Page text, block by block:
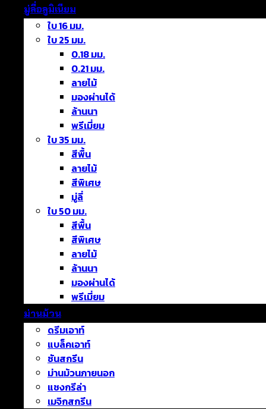
มู่ลี่อลูมิเนียม
ใบ 16 มม.
ใบ 25 มม.
0.18 มม.
0.21 มม.
ลายไม้
มองผ่านได้
ล้านนา
พรีเมี่ยม
ใบ 35 มม.
สีพื้น
ลายไม้
สีพิเศษ
มู่ลี่
ใบ 50 มม.
สีพื้น
สีพิเศษ
ลายไม้
ล้านนา
มองผ่านได้
พรีเมี่ยม
ม่านม้วน
ดรีมเอาท์
แบล็คเอาท์
ซันสกรีน
ม่านม้วนภายนอก
แชงกรีล่า
เมจิกสกรีน